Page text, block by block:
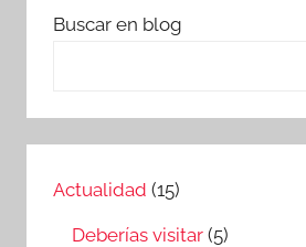
Buscar en blog
Actualidad (15)
Deberías visitar (5)